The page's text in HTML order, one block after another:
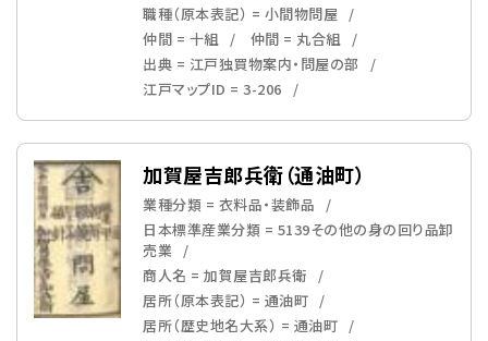
職種（原本表記） = 小間物問屋
仲間 = 十組
仲間 = 丸合組
出典 = 江戸独買物案内・問屋の部
江戸マップID = 3-206
加賀屋吉郎兵衛（通油町）
業種分類 = 衣料品・装飾品
日本標準産業分類 = 5139その他の身の回り品卸
売業
商人名 = 加賀屋吉郎兵衛
居所（原本表記） = 通油町
居所（歴史地名大系） = 通油町